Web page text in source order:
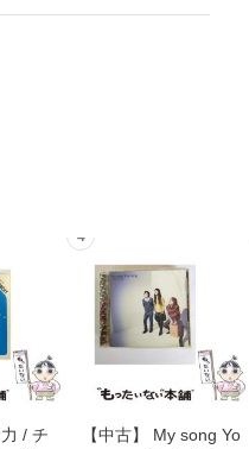
/ チ
4
【中古】 My song Yo